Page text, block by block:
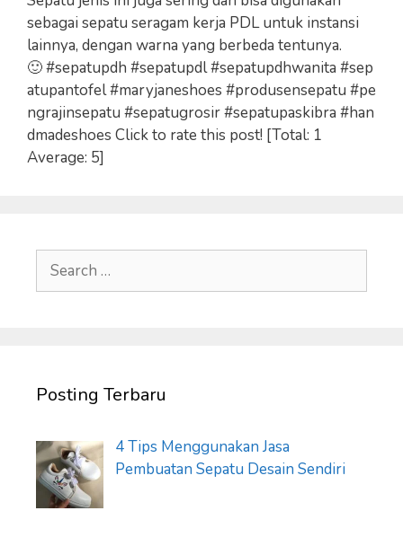
sebagai sepatu seragam kerja PDL untuk instansi
lainnya, dengan warna yang berbeda tentunya.
🙂 #sepatupdh #sepatupdl #sepatupdhwanita #sep
atupantofel #maryjaneshoes #produsensepatu #pe
ngrajinsepatu #sepatugrosir #sepatupaskibra #han
dmadeshoes Click to rate this post! [Total: 1
Average: 5]
Search
for:
Posting Terbaru
4 Tips Menggunakan Jasa
Pembuatan Sepatu Desain Sendiri